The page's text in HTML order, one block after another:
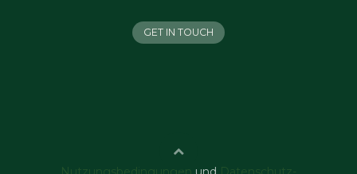
GET IN TOUCH